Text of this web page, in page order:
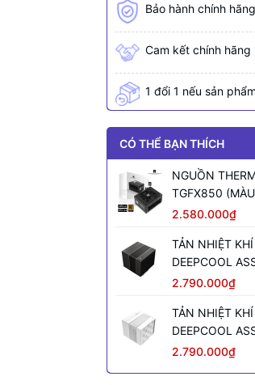
Bảo hành chính
Cam kết chính hãng
1 đổi 1 nếu sản
CÓ THỂ BẠN THÍCH
NGUỒN
TGFX850
SFX/ FULL
2.580.000₫
TẢN NHIỆT
DEEPCOOL
ELITE (MÀU
2.790.000₫
TẢN NHIỆT
DEEPCOOL
ELITE WH WH
2.790.000₫